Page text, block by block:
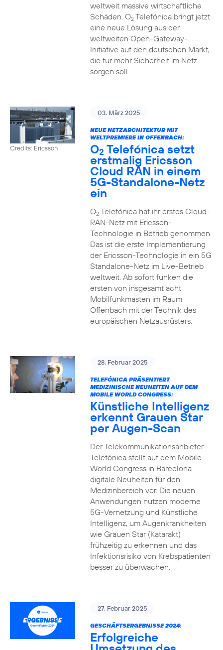
weltweit massive wirtschaftliche
Schäden. O2Telefónica bringt jetzt
eine neue Lösung aus der
weltweiten Open-Gateway-
Initiative auf den deutschen Markt,
die für mehr Sicherheit im Netz
sorgen soll.
Credits: Ericsson
03. März 2025
NEUE NETZARCHITEKTUR MIT
WELTPREMIERE IN OFFENBACH:
O2 Telefónica setzt
erstmalig Ericsson
Cloud RAN in einem
5G-Standalone-Netz
ein
O2Telefónica hat ihr erstes Cloud-
RAN-Netz mit Ericsson-
Technologie in Betrieb genommen.
Das ist die erste Implementierung
der Ericsson-Technologie in ein 5G
Standalone-Netz im Live-Betrieb
weltweit. Ab sofort funken die
ersten von insgesamt acht
Mobilfunkmasten im Raum
Offenbach mit der Technik des
europäischen Netzausrüsters.
28. Februar 2025
TELEFÓNICA PRÄSENTIERT
MEDIZINISCHE NEUHEITEN AUF DEM
MOBILE WORLD CONGRESS:
Künstliche Intelligenz
erkennt Grauen Star
per Augen-Scan
Der Telekommunikationsanbieter
Telefónica stellt auf dem Mobile
World Congress in Barcelona
digitale Neuheiten für den
Medizinbereich vor. Die neuen
Anwendungen nutzen moderne
5G-Vernetzung und Künstliche
Intelligenz, um Augenkrankheiten
wie Grauen Star (Katarakt)
frühzeitig zu erkennen und das
Infektionsrisiko von Krebspatienten
besser zu überwachen.
27. Februar 2025
GESCHÄFTSERGEBNISSE 2024:
Erfolgreiche